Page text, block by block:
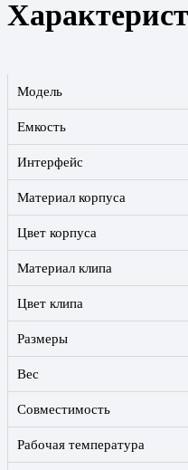
Модель
Емкость
Интерфейс
Материал корпуса
Цвет корпуса
Материал клипа
Цвет клипа
Размеры
Вес
Совместимость
Рабочая температура